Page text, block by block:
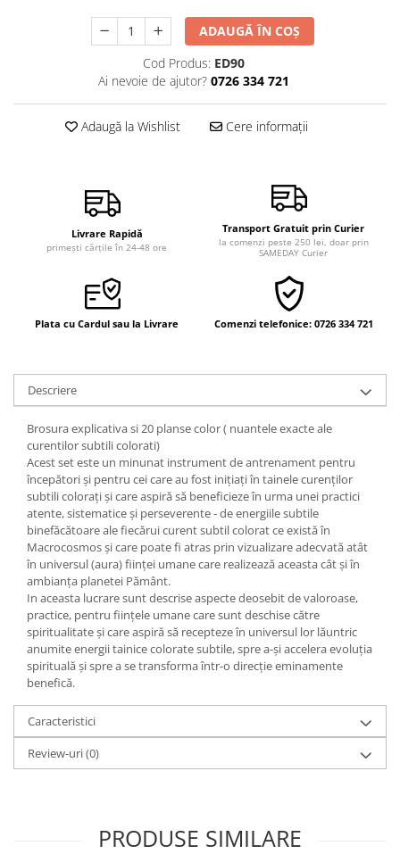
Non-dualitate
Alimentație
Creștinism
Relații de cuplu
Erotism
Psihologie practică
Lumea îngerilor
Inspiraţie divină
Îngeri
Vindecare spirituală
Viaţa de după moarte
Cristale
Supă de pui pentru suflet
Yoga
Oracol
Spiritualitate şi ştiinţă
Fără categorie
Cunoaștere
ADAUGĂ ÎN COȘ
Cod Produs: ED90
Ai nevoie de ajutor? 0726 334 721
Adaugă la Wishlist Cere informații
Livrare Rapidă
primești cărțile în 24-48 ore
Transport Gratuit prin Curier
la comenzi peste 250 lei, doar prin
SAMEDAY Curier
Plata cu Cardul sau la Livrare Comenzi telefonice: 0726 334 721
Descriere
Brosura explicativa si 20 planse color ( nuantele exacte ale
curentilor subtili colorati)
Acest set este un minunat instrument de antrenament pentru
începători şi pentru cei care au fost inițiați în tainele curenților
subtili colorați și care aspiră să beneficieze în urma unei practici
atente, sistematice și perseverente - de energiile subtile
binefăcătoare ale fiecărui curent subtil colorat ce există în
Macrocosmos și care poate fi atras prin vizualizare adecvată atât
în universul (aura) ființei umane care realizează aceasta cât și în
ambianța planetei Pământ.
In aceasta lucrare sunt descrise aspecte deosebit de valoroase,
practice, pentru ființele umane care sunt deschise către
spiritualitate și care aspiră să recepteze în universul lor lăuntric
anumite energii tainice colorate subtile, spre a-și accelera evoluția
spirituală și spre a se transforma într-o direcție eminamente
benefică.
Caracteristici
Review-uri(0)
PRODUSE SIMILARE